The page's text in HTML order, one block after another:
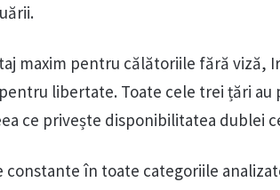
maxim pentru călătoriile fără viză,
libertate. Toate cele trei țări
ce privește disponibilitatea dublei
constante în toate categoriile